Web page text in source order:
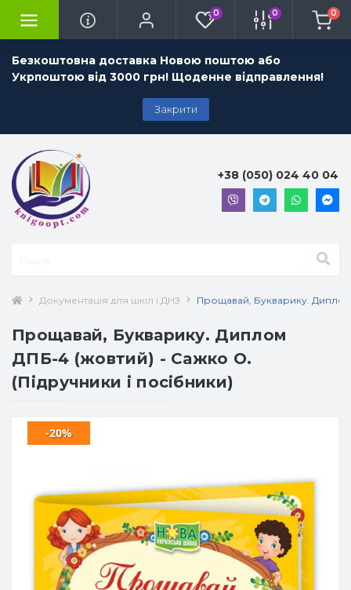
Безкоштовна доставка Новою поштою або
Укрпоштою від 3000 грн! Щоденне відправлення!
Закрити
0 0 0
+38 (050) 024 40 04
Документація для шкіл і ДНЗ Прощавай, Букварику.
Прощавай, Букварику. Диплом
ДПБ-4 (жовтий) - Сажко О.
(Підручники і посібники)
-20%